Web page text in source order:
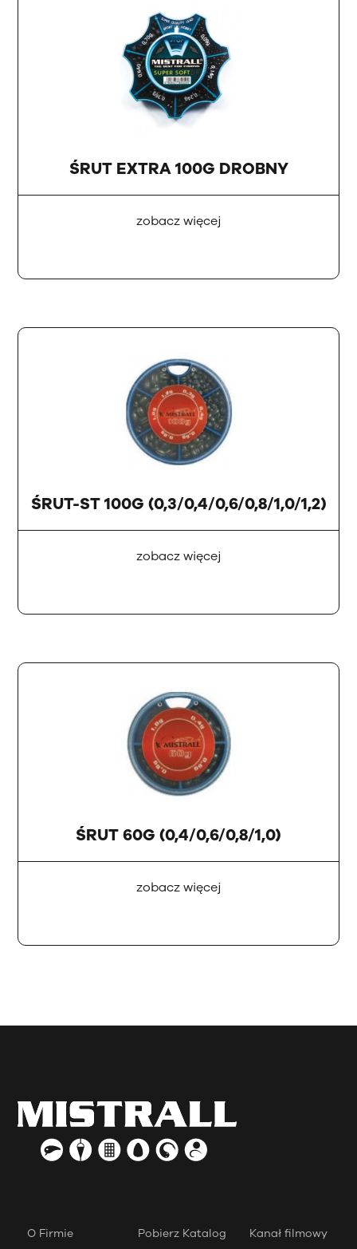
ŚRUT EXTRA 100G DROBNY
zobacz więcej
ŚRUT-ST 100G (0,3/0,4/0,6/0,8/1,0/1,2)
zobacz więcej
ŚRUT 60G (0,4/0,6/0,8/1,0)
zobacz więcej
O Firmie
Pobierz Katalog
Kanał filmowy